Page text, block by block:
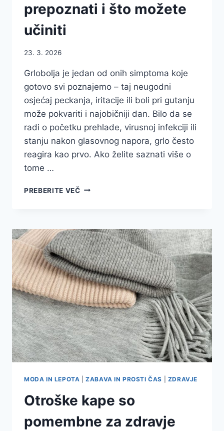
prepoznati i što možete
učiniti
23. 3. 2026
Grlobolja je jedan od onih simptoma koje
gotovo svi poznajemo – taj neugodni
osjećaj peckanja, iritacije ili boli pri gutanju
može pokvariti i najobičniji dan. Bilo da se
radi o početku prehlade, virusnoj infekciji ili
stanju nakon glasovnog napora, grlo često
reagira kao prvo. Ako želite saznati više o
tome …
PREBERITE VEČGRLOBOLJA
PREPOZNATI
I
ŠTO
MOŽETE
UČINITI
MODA IN LEPOTA |ZABAVA IN PROSTI ČAS ZDRAVJE
Otroške kape so
pomembne za zdravje